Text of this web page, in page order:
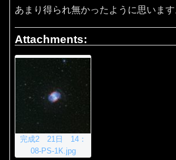
あまり得られ無かったように思いま
Attachments:
完成2 21日 14：
08-PS-1K.jpg